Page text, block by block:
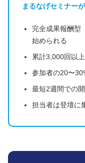
まるなげセミナー
完全成果報酬型
始められる
累計3,000回以
参加者の20〜
最短2週間での
担当者は登壇に